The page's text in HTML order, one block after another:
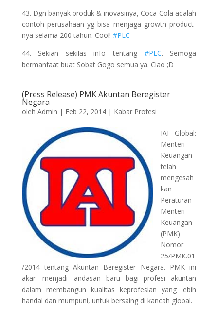
43. Dgn banyak produk & inovasinya, Coca-Cola adalah
contoh perusahaan yg bisa menjaga growth product-
nya selama 200 tahun. Cool! #PLC
44. Sekian sekilas info tentang #PLC. Semoga
bermanfaat buat Sobat Gogo semua ya. Ciao ;D
(Press Release) PMK Akuntan Beregister
Negara
oleh Admin | Feb 22, 2014| Kabar Profesi
IAI Global:
Menteri
Keuangan
telah
mengesah
kan
Peraturan
Menteri
Keuangan
(PMK)
Nomor
25/PMK.01
/2014 tentang Akuntan Beregister Negara. PMK ini
akan menjadi landasan baru bagi profesi akuntan
dalam membangun kualitas keprofesian yang lebih
handal dan mumpuni, untuk bersaing di kancah global.